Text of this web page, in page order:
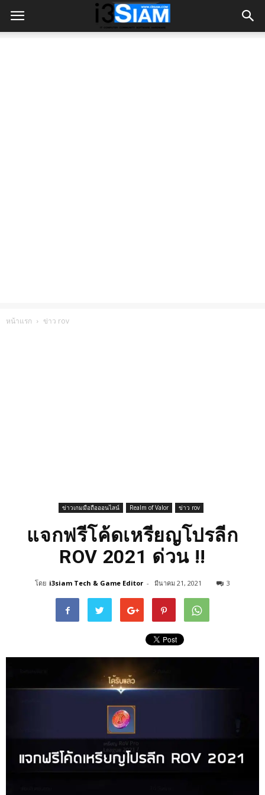
หน้าแรก ข่าว rov
ข่าวเกมมือถือออนไลน์ Realm of Valor ข่าว rov
แจกฟรีโค้ดเหรียญโปรลีก
ROV 2021 ด่วน !!
โดย i3siam Tech & Game Editor - มีนาคม 21, 2021 3